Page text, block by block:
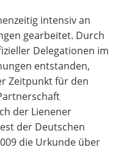
intensiv an
gearbeitet. Durch
Delegationen im
entstanden,
Zeitpunkt für den
der Lienener
der Deutschen
die Urkunde über